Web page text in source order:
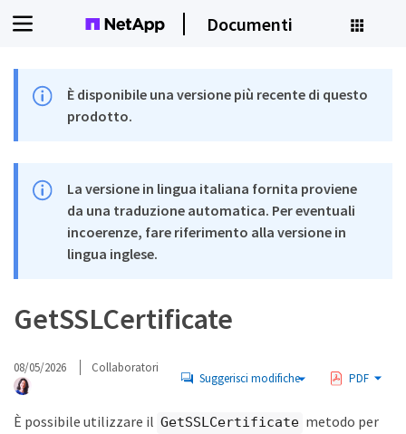
Documenti
È disponibile una versione più recente di questo
prodotto.
La versione in lingua italiana fornita proviene
da una traduzione automatica. Per eventuali
incoerenze, fare riferimento alla versione in
lingua inglese.
GetSSLCertificate
08/05/2026 Collaboratori
Suggerisci modifiche PDF
È possibile utilizzare il GetSSLCertificate metodo per